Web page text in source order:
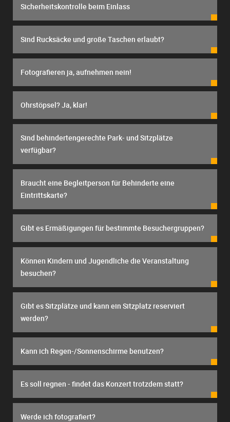
Sicherheitskontrolle beim Einlass
Sind Rucksäcke und große Taschen erlaubt?
Fotografieren ja, aufnehmen nein!
Ohrstöpsel? Ja, klar!
Sind behindertengerechte Park- und Sitzplätze
verfügbar?
Braucht eine Begleitperson für Behinderte eine
Eintrittskarte?
Gibt es Ermäßigungen für bestimmte Besuchergruppen?
Können Kindern und Jugendliche die Veranstaltung
besuchen?
Gibt es Sitzplätze und kann ein Sitzplatz reserviert
werden?
Kann ich Regen-/Sonnenschirme benutzen?
Es soll regnen - findet das Konzert trotzdem statt?
Werde ich fotografiert?